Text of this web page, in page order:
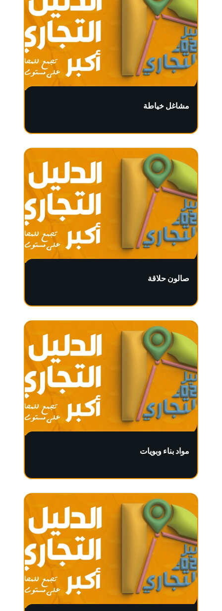
مشاغل خياطة
صالون حلاقة
مواد بناء وبويات